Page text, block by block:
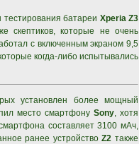
батареи Xperia Z3
скептиков, которые не очень
с включенным экраном 9,5
когда-либо испытывались
установлен более мощный
место смартфонуSony, хотя
составляет 3100 мАч,
ранее устройствоZ2 также